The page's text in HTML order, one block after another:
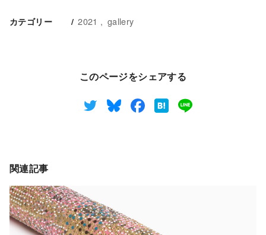
カテゴリー 2021 gallery
このページをシェアする
関連記事